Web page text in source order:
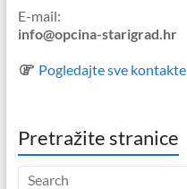
E-mail:
info@opcina-starigrad.hr
Pogledajte sve kontakte
Pretražite stranice